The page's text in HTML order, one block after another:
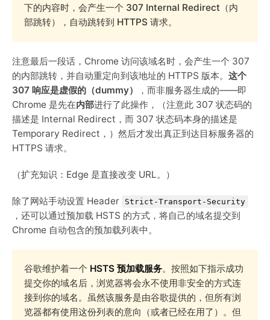
下的内容时，会产生一个 307 Internal Redirect（内
部跳转），自动跳转到 HTTPS 请求。
注意最后一段话，Chrome 访问该域名时，会产生一个 307
的内部跳转，并自动重定向到该地址的 HTTPS 版本。这个
307 响应是虚假的（dummy）
，而非服务器生成的——即
Chrome 是先在内部进行了此操作，（注意此 307 状态码的
描述是 Internal Redirect，而 307 状态码本身的描述是
Temporary Redirect，）然后才发出真正到达目标服务器的
HTTPS 请求。
（扩充知识：Edge 是直接改变 URL。）
除了网站手动设置 Header Strict-Transport-Security
，还可以通过预加载 HSTS 的方式，将自己的域名提交到
Chrome 自动包含的预加载列表中。
谷歌维护着一个 HSTS 预加载服务。按照如下指示成功
提交你的域名后，浏览器将会永不使用非安全的方式连
接到你的域名。虽然该服务是由谷歌提供的，但所有浏
览器都有使用这份列表的意向（或者已经在用了）。但